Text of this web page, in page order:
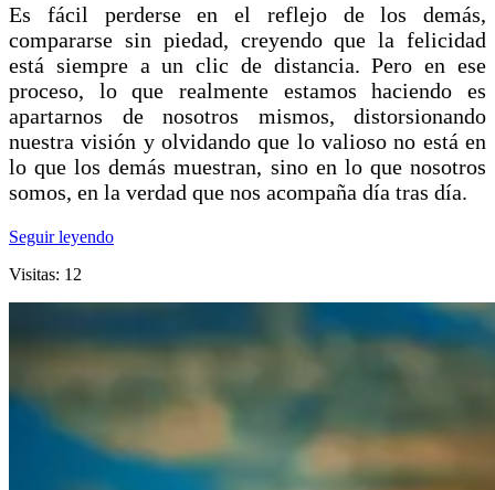
Es fácil perderse en el reflejo de los demás,
compararse sin piedad, creyendo que la felicidad
está siempre a un clic de distancia. Pero en ese
proceso, lo que realmente estamos haciendo es
apartarnos de nosotros mismos, distorsionando
nuestra visión y olvidando que lo valioso no está en
lo que los demás muestran, sino en lo que nosotros
somos, en la verdad que nos acompaña día tras día.
Seguir leyendo
Visitas: 12